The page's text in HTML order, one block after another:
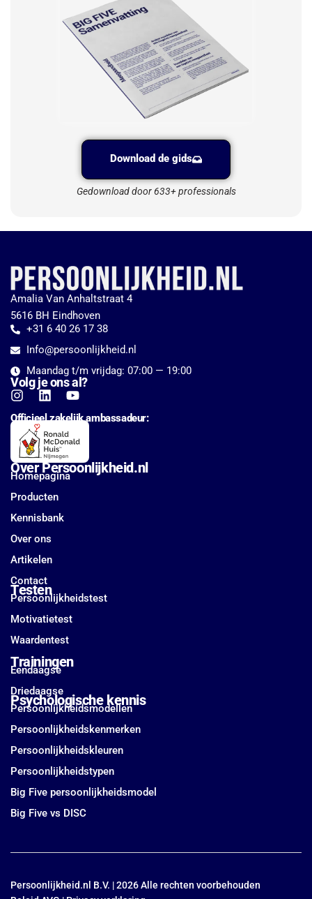
Download de gids
Gedownload door 633+ professionals
Amalia Van Anhaltstraat 4
5616 BH Eindhoven
+31 6 40 26 17 38
Info@persoonlijkheid.nl
Maandag t/m vrijdag: 07:00 — 19:00
Volg je ons al?
I
s
t
a
g
r
m
L
n
k
e
d
i
Y
u
t
u
b
e
Officieel zakelijk ambassadeur:
Over Persoonlijkheid.nl
Homepagina
Producten
Kennisbank
Over ons
Artikelen
Contact
Testen
Persoonlijkheidstest
Motivatietest
Waardentest
Trainingen
Eendaagse
Driedaagse
Psychologische kennis
Persoonlijkheidsmodellen
Persoonlijkheidskenmerken
Persoonlijkheidskleuren
Persoonlijkheidstypen
Big Five persoonlijkheidsmodel
Big Five vs DISC
Persoonlijkheid.nl B.V. | 2026 Alle rechten voorbehouden